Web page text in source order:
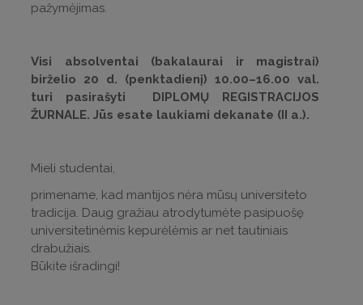
pažymėjimas.
Visi absolventai (bakalaurai ir magistrai)
birželio 20 d. (penktadienį) 10.00–16.00 val.
turi pasirašyti DIPLOMŲ REGISTRACIJOS
ŽURNALE. Jūs esate laukiami dekanate (II a.).
Mieli studentai,
primename, kad mantijos nėra mūsų universiteto
tradicija. Daug gražiau atrodytumėte pasipuošę
universitetinėmis kepurėlėmis ar net tautiniais
drabužiais.
Būkite išradingi!